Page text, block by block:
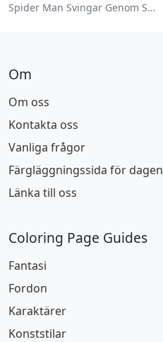
Spider Man Svingar Genom Staden Målarbild
Om
Om oss
Kontakta oss
Vanliga frågor
Färgläggningssida för dagen
Länka till oss
Coloring Page Guides
Fantasi
Fordon
Karaktärer
Konststilar